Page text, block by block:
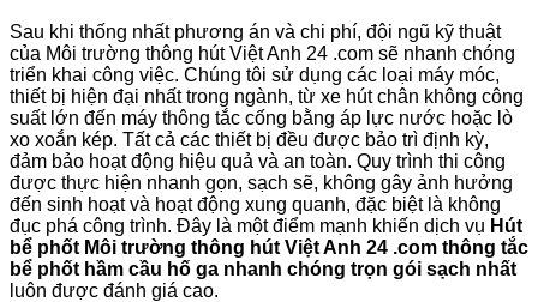
Sau khi thống nhất phương án và chi phí, đội ngũ kỹ thuật
của Môi trường thông hút Việt Anh 24 .com sẽ nhanh chóng
triển khai công việc. Chúng tôi sử dụng các loại máy móc,
thiết bị hiện đại nhất trong ngành, từ xe hút chân không công
suất lớn đến máy thông tắc cống bằng áp lực nước hoặc lò
xo xoắn kép. Tất cả các thiết bị đều được bảo trì định kỳ,
đảm bảo hoạt động hiệu quả và an toàn. Quy trình thi công
được thực hiện nhanh gọn, sạch sẽ, không gây ảnh hưởng
đến sinh hoạt và hoạt động xung quanh, đặc biệt là không
đục phá công trình. Đây là một điểm mạnh khiến dịch vụ Hút
bể phốt Môi trường thông hút Việt Anh 24 .com thông tắc
bể phốt hầm cầu hố ga nhanh chóng trọn gói sạch nhất
luôn được đánh giá cao.